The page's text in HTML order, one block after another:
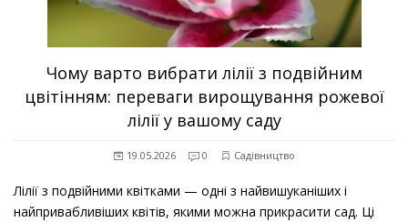
Чому варто вибрати лілії з подвійним
цвітінням: переваги вирощування рожевої
лілії у вашому саду
19.05.2026 0 Садівництво
Лілії з подвійними квітками — одні з найвишуканіших і
найпривабливіших квітів, якими можна прикрасити сад. Ці